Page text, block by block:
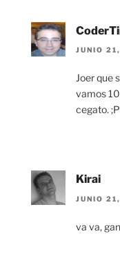
JUNIO
Joer que
vamos
cegato. ;P
Kirai
JUNIO
va va,